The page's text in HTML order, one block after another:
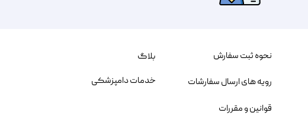
نحوه ثبت سفارش
رویه های ارسال سفارشات
قوانین و مقررات
بلاگ
خدمات دامپزشکی